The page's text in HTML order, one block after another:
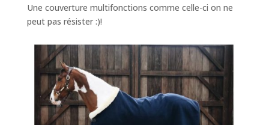
Une couverture multifonctions comme celle-ci on ne
peut pas résister :)!